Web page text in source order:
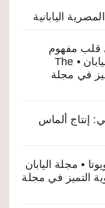
اليابانية
قلب مفهوم
الأنمي رأساً على عقب • مجلة اليابان • The
في مجلة
إنتاج ألماس
• مجلة اليابان
التميز في مجلة